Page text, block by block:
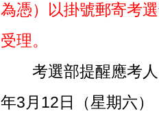
為憑）以掛號郵寄考
受理。
考選部提醒應考人
年3月12日（星期六